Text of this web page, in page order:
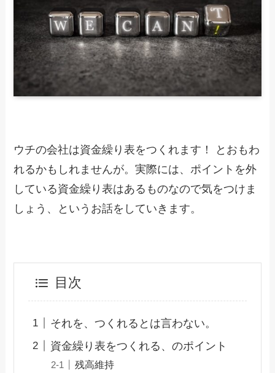
ウチの会社は資金繰り表をつくれます！ とおもわ
れるかもしれませんが。実際には、ポイントを外
している資金繰り表はあるものなので気をつけま
しょう、というお話をしていきます。
目次
それを、つくれるとは言わない。
資金繰り表をつくれる、のポイント
残高維持